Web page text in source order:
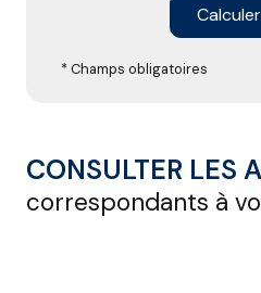
Calculer
* Champs obligatoires
CONSULTER LES
correspondants à